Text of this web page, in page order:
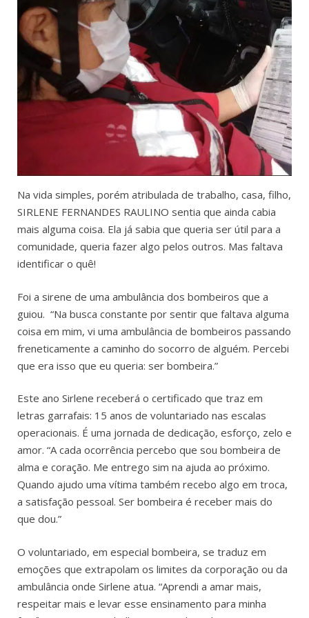
Na vida simples, porém atribulada de trabalho, casa, filho,
SIRLENE FERNANDES RAULINO sentia que ainda cabia
mais alguma coisa. Ela já sabia que queria ser útil para a
comunidade, queria fazer algo pelos outros. Mas faltava
identificar o quê!
Foi a sirene de uma ambulância dos bombeiros que a
guiou. “Na busca constante por sentir que faltava alguma
coisa em mim, vi uma ambulância de bombeiros passando
freneticamente a caminho do socorro de alguém. Percebi
que era isso que eu queria: ser bombeira.”
Este ano Sirlene receberá o certificado que traz em
letras garrafais: 15 anos de voluntariado nas escalas
operacionais. É uma jornada de dedicação, esforço, zelo e
amor. “A cada ocorrência percebo que sou bombeira de
alma e coração. Me entrego sim na ajuda ao próximo.
Quando ajudo uma vítima também recebo algo em troca,
a satisfação pessoal. Ser bombeira é receber mais do
que dou.”
O voluntariado, em especial bombeira, se traduz em
emoções que extrapolam os limites da corporação ou da
ambulância onde Sirlene atua. “Aprendi a amar mais,
respeitar mais e levar esse ensinamento para minha